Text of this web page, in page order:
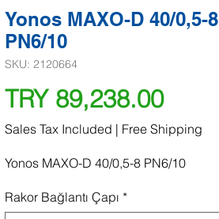
Yonos MAXO-D 40/0,5-8
PN6/10
SKU: 2120664
TRY 89,238.00Price
Sales Tax Included | Free Shipping
Yonos MAXO-D 40/0,5-8 PN6/10
Rakor Bağlantı Çapı *